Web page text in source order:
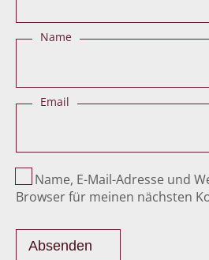
Name
Email
Name, E-Mail-Adresse und
Browser für meinen nächsten